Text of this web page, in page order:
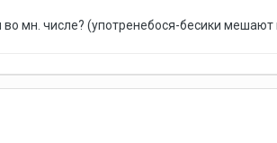
во мн. числе? (употренебося-бесики мешают